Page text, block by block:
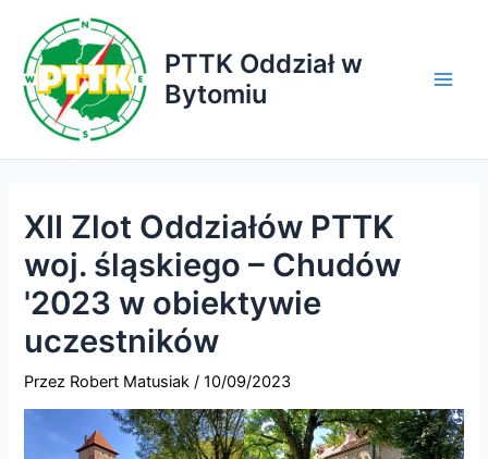
treści
PTTK Oddział w
Bytomiu
XII Zlot Oddziałów PTTK
woj. śląskiego – Chudów
'2023 w obiektywie
uczestników
Przez Robert Matusiak/10/09/2023